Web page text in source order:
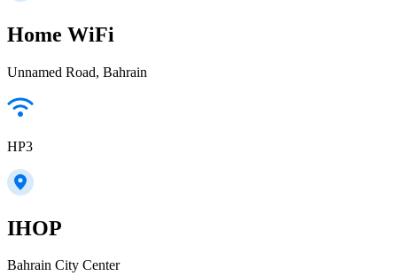
Home WiFi
Unnamed Road, Bahrain
HP3
IHOP
Bahrain City Center